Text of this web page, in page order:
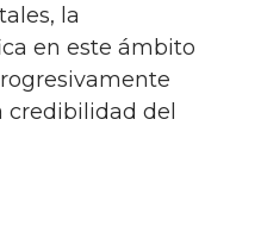
la
en este ámbito
credibilidad del